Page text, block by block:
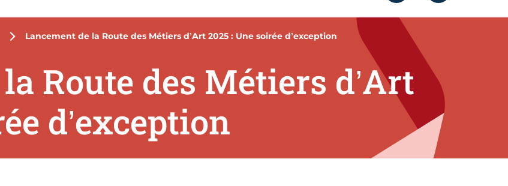
Lancement de la Route des Métiers d’Art 2025 : Une soirée d’exception
Route des Métiers d’Art
d’exception